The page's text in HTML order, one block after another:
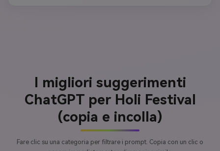
I migliori suggerimenti
ChatGPT per Holi Festival
(copia e incolla)
Fare clic su una categoria per filtrare i prompt. Copia con un clic o